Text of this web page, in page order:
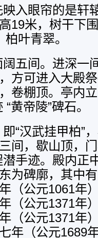
入眼帘的是轩
19米，树干下
叶青翠。
五间。进深一
方可进入大殿
卷棚顶。亭内
黄帝陵”碑石。
“汉武挂甲柏”
间，歇山顶，
手迹。殿内正
为碑廓，其中
（公元1061年
（公元1371年
（公元1371年
年（公元1689